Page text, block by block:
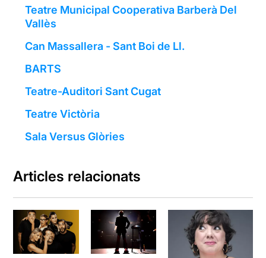
Teatre Municipal Cooperativa Barberà Del
Vallès
Can Massallera - Sant Boi de Ll.
BARTS
Teatre-Auditori Sant Cugat
Teatre Victòria
Sala Versus Glòries
Articles relacionats